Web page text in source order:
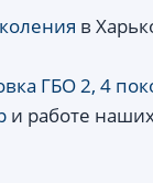
в
ГБО 2, 4
и работе